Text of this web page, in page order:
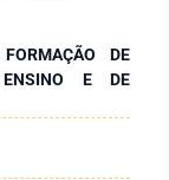
DE
E DE